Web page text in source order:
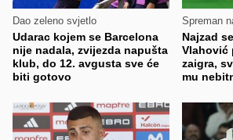
Dao zeleno svjetlo
Udarac kojem se Barcelona
nije nadala, zvijezda napušta
klub, do 12. avgusta sve će
biti gotovo
Spreman
Najzad
Vlahović
zaigra,
mu